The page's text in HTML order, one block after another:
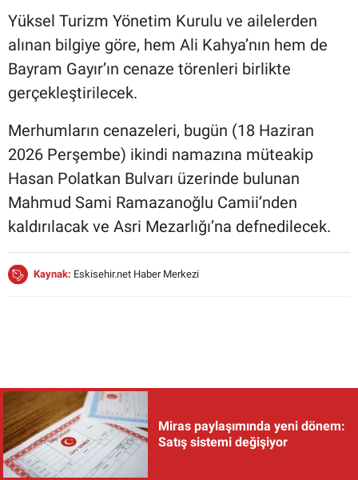
Yüksel Turizm Yönetim Kurulu ve ailelerden
alınan bilgiye göre, hem Ali Kahya’nın hem de
Bayram Gayır’ın cenaze törenleri birlikte
gerçekleştirilecek.
Merhumların cenazeleri, bugün (18 Haziran
2026 Perşembe) ikindi namazına müteakip
Hasan Polatkan Bulvarı üzerinde bulunan
Mahmud Sami Ramazanoğlu Camii’nden
kaldırılacak ve Asri Mezarlığı’na defnedilecek.
Kaynak: Eskisehir.net Haber Merkezi
Miras paylaşımında yeni dönem:
Satış sistemi değişiyor